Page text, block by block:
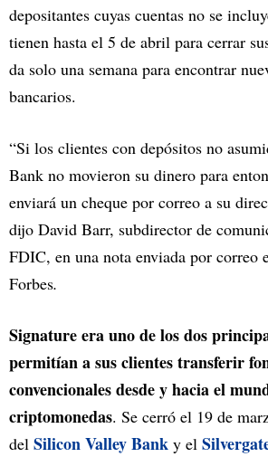
depositantes cuyas cuentas no se
tienen hasta el 5 de abril para cerrar
da solo una semana para encontrar
bancarios.
“Si los clientes con depósitos no
Bank no movieron su dinero para
enviará un cheque por correo a su
dijo David Barr, subdirector de
FDIC, en una nota enviada por correo
Forbes.
Signature era uno de los dos
permitían a sus clientes transferir
convencionales desde y hacia el
criptomonedas. Se cerró el 19 de
del Silicon Valley Bank y el